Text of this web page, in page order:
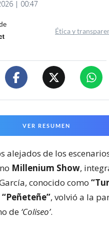
| 00:47
Ética y
VER RESUMEN
alejados de los
Millenium Show,
conocido como
“Peñeteñe”, volvió a la
de ‘Coliseo’.